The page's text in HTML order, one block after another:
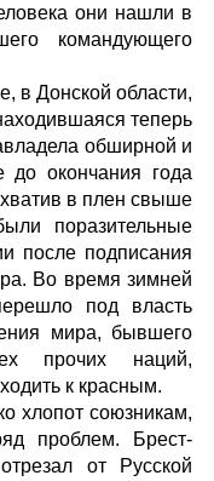
они нашли в
командующего
в Донской области,
теперь
обширной и
до окончания года
в плен свыше
поразительные
после подписания
Во время зимней
под власть
мира, бывшего
прочих наций,
к красным.
хлопот союзникам,
проблем. Брест-
от Русской